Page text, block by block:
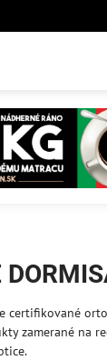
certifikované
zamerané na